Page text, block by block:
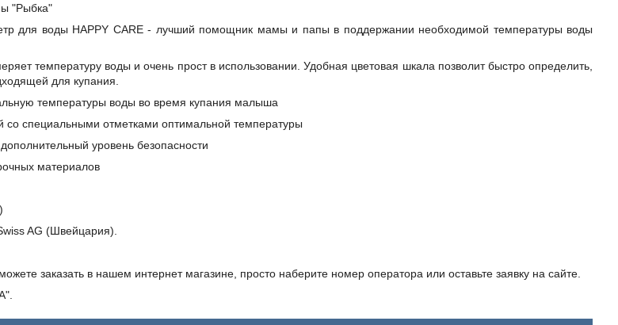
"Рыбка"
для воды HAPPY CARE - лучший помощник мамы и папы в поддержании необходимой температуры воды
температуру воды и очень прост в использовании. Удобная цветовая шкала позволит быстро определить,
для купания.
температуры воды во время купания малыша
специальными отметками оптимальной температуры
уровень безопасности
материалов
AG (Швейцария).
заказать в нашем интернет магазине, просто наберите номер оператора или оставьте заявку на сайте.